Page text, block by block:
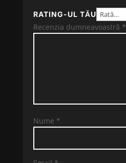
RATING-UL TĂU
Recenzia dumneavoastră *
Nume *